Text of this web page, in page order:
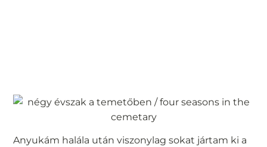
Anyukám halála után viszonylag sokat jártam ki a